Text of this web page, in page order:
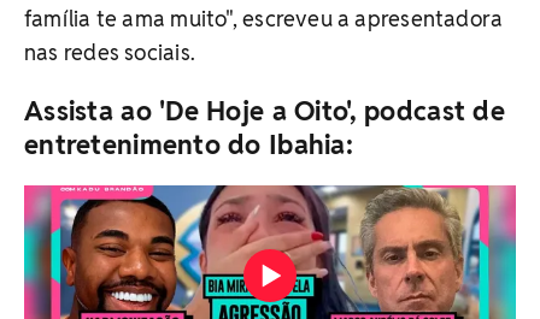
família te ama muito", escreveu a apresentadora
nas redes sociais.
Assista ao 'De Hoje a Oito', podcast de
entretenimento do Ibahia: